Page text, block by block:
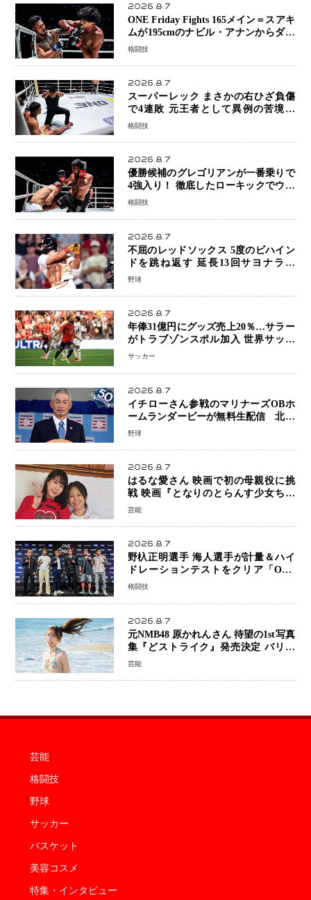
2026.8.7
ONE Friday Fights 165メイン＝スアキ
ムが195cmのナビル・アナンからダウ
ン奪取！猛反撃を耐え抜き判定勝利、
格闘技
2026.8.7
スーパーレック まさかの右ひざ負傷
で4連敗 元王者として異例の苦境…
「アクシデント」でも消えない危険信
格闘技
2026.8.7
優勝候補のグレゴリアンが一番乗りで
4強入り！ 徹底したローキックでウス
ビャンを攻略、判定勝利
格闘技
2026.8.7
不屈のレッドソックス 5度のビハイン
ドを跳ね返す 延長13回サヨナラ勝
ち 吉田正尚選手も2安打1打点で貢献 4
野球
2026.8.7
年俸31億円にグッズ売上20％…サラー
がトラブゾンスポル加入 世界サッカ
ーは「五大リーグ一強」から新時代へ
サッカー
2026.8.7
イチローさん参戦のマリナーズOBホ
ームランダービーが無料生配信 北米
ならではの“魅せる興行”に世界が注目
野球
2026.8.7
はるな愛さん 映画で初の母親役に挑
戦 映画『となりのとらんす少女ちゃ
ん』11月7日公開 未来の自分との対話
芸能
2026.8.7
野杁正明選手 海人選手が計量＆ハイ
ドレーションテストをクリア「ONE
SAMURAI 2」決戦へ万全の準備整う
格闘技
2026.8.7
元NMB48 原かれんさん 待望の1st写真
集『どストライク』発売決定 バリで
魅せる25歳の新境地
芸能
芸能
格闘技
野球
サッカー
バスケット
美容コスメ
特集・インタビュー